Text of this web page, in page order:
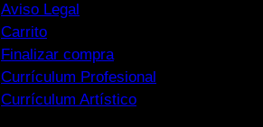
Aviso Legal
Carrito
Finalizar compra
Currículum Profesional
Currículum Artístico